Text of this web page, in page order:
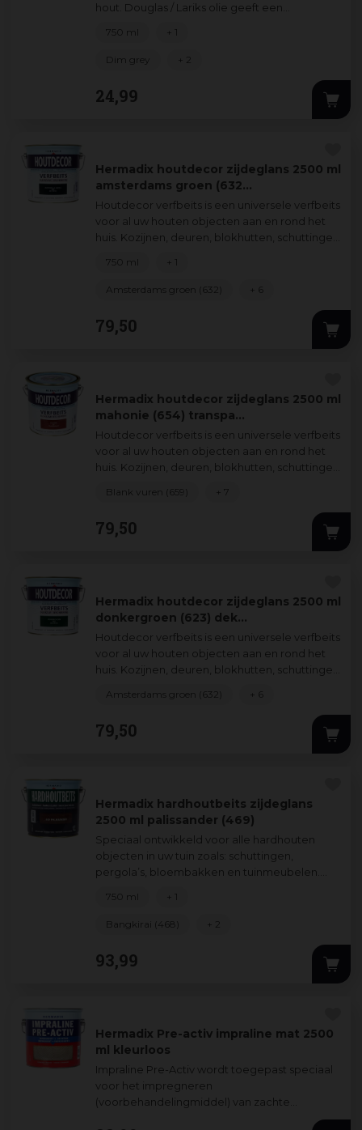
hout. Douglas / Lariks olie geeft een
24,99
750 ml + 1
Dim grey + 2
Hermadix houtdecor zijdeglans 2500 ml
amsterdams groen (632…
Houtdecor verfbeits is een universele verfbeits
voor al uw houten objecten aan en rond het
huis. Kozijnen, deuren, blokhutten, schuttingen
79,50
750 ml + 1
Amsterdams groen (632) + 6
Hermadix houtdecor zijdeglans 2500 ml
mahonie (654) transpa…
Houtdecor verfbeits is een universele verfbeits
voor al uw houten objecten aan en rond het
huis. Kozijnen, deuren, blokhutten, schuttingen
79,50
Blank vuren (659) + 7
Hermadix houtdecor zijdeglans 2500 ml
donkergroen (623) dek…
Houtdecor verfbeits is een universele verfbeits
voor al uw houten objecten aan en rond het
huis. Kozijnen, deuren, blokhutten, schuttingen
79,50
Amsterdams groen (632) + 6
Hermadix hardhoutbeits zijdeglans
2500 ml palissander (469)
Speciaal ontwikkeld voor alle hardhouten
objecten in uw tuin zoals: schuttingen,
pergola’s, bloembakken en tuinmeubelen.
93,99
750 ml + 1
Bangkirai (468) + 2
Hermadix Pre-activ impraline mat 2500
ml kleurloos
Impraline Pre-Activ wordt toegepast speciaal
voor het impregneren
(voorbehandelingmiddel) van zachte
houtsoorten zoals vuren en grenen. Zoals op